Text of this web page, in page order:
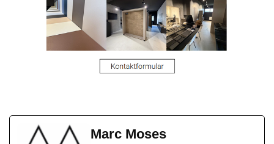
Marc Moses